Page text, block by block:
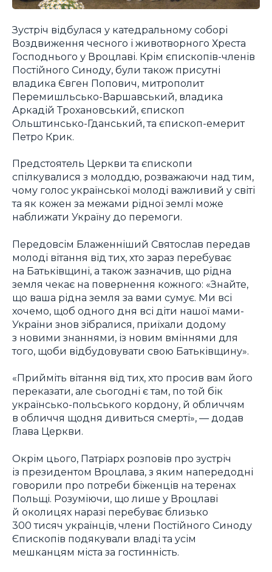
Зустріч відбулася у катедральному соборі
Воздвиження чесного і животворного Хреста
Господнього у Вроцлаві. Крім єпископів-членів
Постійного Синоду, були також присутні
владика Євген Попович, митрополит
Перемишльсько-Варшавський, владика
Аркадій Трохановський, єпископ
Ольштинсько-Гданський, та єпископ-емерит
Петро Крик.
Предстоятель Церкви та єпископи
спілкувалися з молоддю, розважаючи над тим,
чому голос української молоді важливий у світі
та як кожен за межами рідної землі може
наближати Україну до перемоги.
Передовсім Блаженніший Святослав передав
молоді вітання від тих, хто зараз перебуває
на Батьківщині, а також зазначив, що рідна
земля чекає на повернення кожного: «Знайте,
що ваша рідна земля за вами сумує. Ми всі
хочемо, щоб одного дня всі діти нашої мами-
України знов зібралися, приїхали додому
з новими знаннями, із новим вміннями для
того, щоби відбудовувати свою Батьківщину».
«Прийміть вітання від тих, хто просив вам його
переказати, але сьогодні є там, по той бік
українсько-польського кордону, й обличчям
в обличчя щодня дивиться смерті», — додав
Глава Церкви.
Окрім цього, Патріарх розповів про зустріч
із президентом Вроцлава, з яким напередодні
говорили про потреби біженців на теренах
Польщі. Розуміючи, що лише у Вроцлаві
й околицях наразі перебуває близько
300 тисяч українців, члени Постійного Синоду
Єпископів подякували владі та усім
мешканцям міста за гостинність.